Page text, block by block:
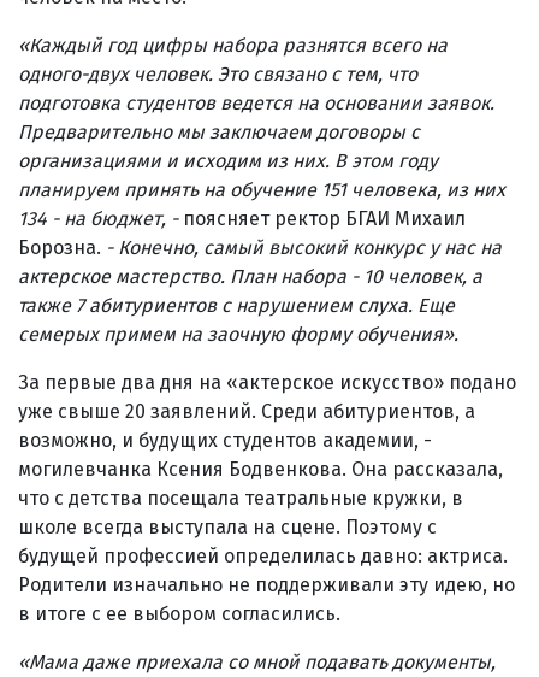
«Каждый год цифры набора разнятся всего на
одного-двух человек. Это связано с тем, что
подготовка студентов ведется на основании заявок.
Предварительно мы заключаем договоры с
организациями и исходим из них. В этом году
планируем принять на обучение 151 человека, из них
134 - на бюджет, -поясняет ректор БГАИ Михаил
Борозна. - Конечно, самый высокий конкурс у нас на
актерское мастерство. План набора - 10 человек, а
также 7 абитуриентов с нарушением слуха. Еще
семерых примем на заочную форму обучения».
За первые два дня на «актерское искусство» подано
уже свыше 20 заявлений. Среди абитуриентов, а
возможно, и будущих студентов академии, -
могилевчанка Ксения Бодвенкова. Она рассказала,
что с детства посещала театральные кружки, в
школе всегда выступала на сцене. Поэтому с
будущей профессией определилась давно: актриса.
Родители изначально не поддерживали эту идею, но
в итоге с ее выбором согласились.
«Мама даже приехала со мной подавать документы,